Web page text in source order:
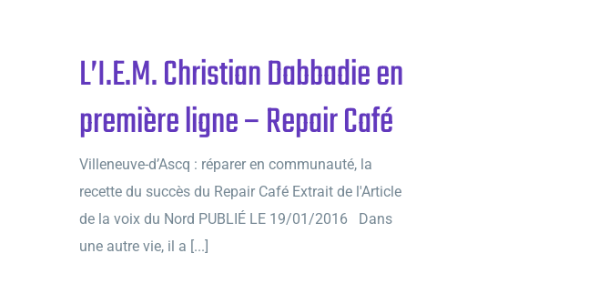
L’I.E.M. Christian Dabbadie en
première ligne – Repair Café
Villeneuve-d’Ascq : réparer en communauté, la
recette du succès du Repair Café Extrait de l'Article
de la voix du Nord PUBLIÉ LE 19/01/2016 Dans
une autre vie, il a [...]